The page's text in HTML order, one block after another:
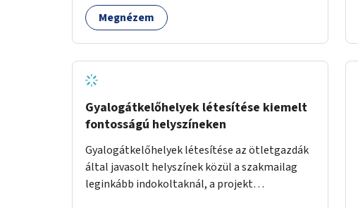
így kihasználatlan. A pingpongasztalok
telepítésével egy népszerű, ingyenes
található.
Megnézem
Gyalogátkelőhelyek létesítése kiemelt
fontosságú helyszíneken
Gyalogátkelőhelyek létesítése az ötletgazdák
által javasolt helyszínek közül a szakmailag
leginkább indokoltaknál, a projekt